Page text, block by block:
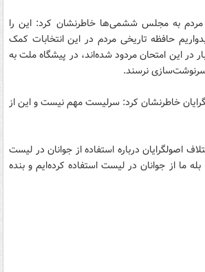
مردم به مجلس ششمی‌ها خاطرنشان کرد: این را
حافظه تاریخی مردم در این انتخابات کمک
در این امتحان مردود شده‌اند، در پیشگاه ملت به
نرسند.
خاطرنشان کرد: سرلیست مهم نیست و این از
اصولگرایان درباره استفاده از جوانان در لیست
ما از جوانان در لیست استفاده کرده‌ایم و بنده